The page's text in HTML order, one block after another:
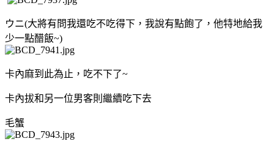
ウニ(大將有問我還吃不吃得下，我說有點飽了，他特地給我
少一點醋飯~)
卡內麻到此為止，吃不下了~
卡內拔和另一位男客則繼續吃下去
毛蟹